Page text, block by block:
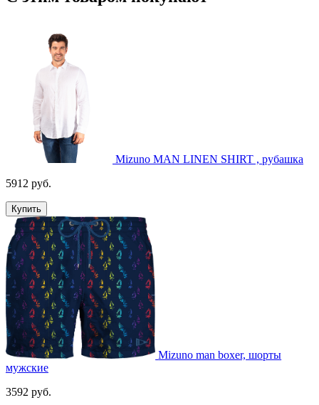
Mizuno MAN LINEN SHIRT , рубашка
5912 руб.
Купить
Mizuno man boxer, шорты
мужские
3592 руб.